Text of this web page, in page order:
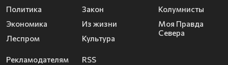
Политика
Экономика
Леспром
Закон
Из жизни
Культура
Колумнисты
Моя Правда
Севера
Рекламодателям RSS